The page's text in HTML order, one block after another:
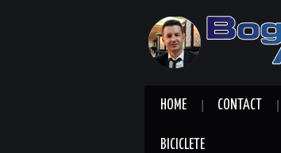
HOME CONTACT
BICICLETE